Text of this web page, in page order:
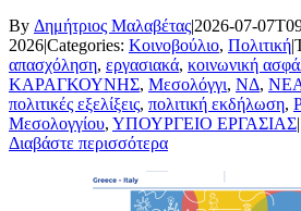
By Δημήτριος Μαλαβέτας|2026-07-
2026|Categories: Κοινοβούλιο, Πολιτική|
απασχόληση, εργασιακά, κοινωνική
ΚΑΡΑΓΚΟΥΝΗΣ, Μεσολόγγι, ΝΔ,
πολιτικές εξελίξεις, πολιτική εκδήλωση,
Μεσολογγίου, ΥΠΟΥΡΓΕΙΟ ΕΡΓΑΣΙΑΣ|
Διαβάστε περισσότερα